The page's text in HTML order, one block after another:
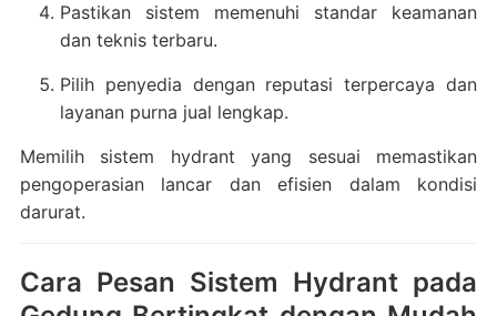
Pastikan sistem memenuhi standar keamanan
dan teknis terbaru.
Pilih penyedia dengan reputasi terpercaya dan
layanan purna jual lengkap.
Memilih sistem hydrant yang sesuai memastikan
pengoperasian lancar dan efisien dalam kondisi
darurat.
Cara Pesan Sistem Hydrant pada